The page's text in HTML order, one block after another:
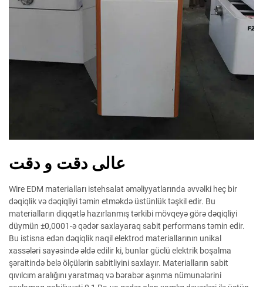
عالی دقت و دقت
Wire EDM materialları istehsalat əməliyyatlarında əvvəlki heç bir
dəqiqlik və dəqiqliyi təmin etməkdə üstünlük təşkil edir. Bu
materialların diqqətlə hazırlanmış tərkibi mövqeyə görə dəqiqliyi
düymün ±0,0001-ə qədər saxlayaraq sabit performans təmin edir.
Bu istisna edən dəqiqlik naqil elektrod materiallarının unikal
xassələri sayəsində əldə edilir ki, bunlar güclü elektrik boşalma
şəraitində belə ölçülərin sabitliyini saxlayır. Materialların sabit
qıvılcım aralığını yaratmaq və bərabər aşınma nümunələrini